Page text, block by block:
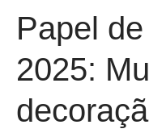
Papel
2025: